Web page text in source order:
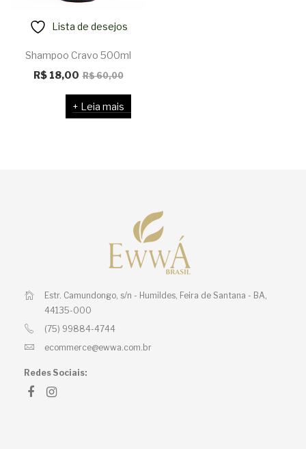
Lista de desejos
Shampoo Cravo 500ml
R$60,00O
preço
original
R$18,00
O
preço
atual
Leia mais
Estr. Camundongo, s/n - Humildes, Feira de Santana - BA,
44135-000
(75) 99884-4744
ecommerce@ewwa.com.br
Redes Sociais: